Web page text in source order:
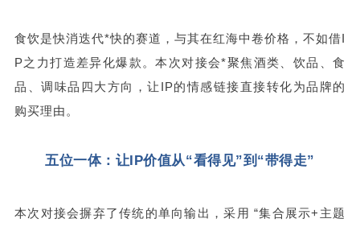
食饮是快消迭代*快的赛道，与其在红海中卷价格，不如借I
P之力打造差异化爆款。本次对接会*聚焦酒类、饮品、食
品、调味品四大方向，让IP的情感链接直接转化为品牌的
购买理由。
五位一体：让IP价值从“看得见”到“带得走”
本次对接会摒弃了传统的单向输出，采用 “集合展示+主题